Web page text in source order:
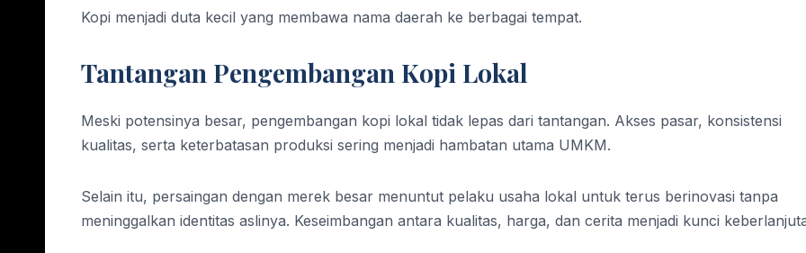
Kopi menjadi duta kecil yang membawa nama daerah ke berbagai tempat.
Tantangan Pengembangan Kopi Lokal
Meski potensinya besar, pengembangan kopi lokal tidak lepas dari tantangan. Akses pasar, konsistensi
kualitas, serta keterbatasan produksi sering menjadi hambatan utama UMKM.
Selain itu, persaingan dengan merek besar menuntut pelaku usaha lokal untuk terus berinovasi tanpa
meninggalkan identitas aslinya. Keseimbangan antara kualitas, harga, dan cerita menjadi kunci